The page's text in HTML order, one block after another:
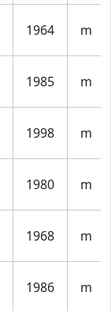
1964 m
1985 m
1998 m
1980 m
1968 m
1986 m